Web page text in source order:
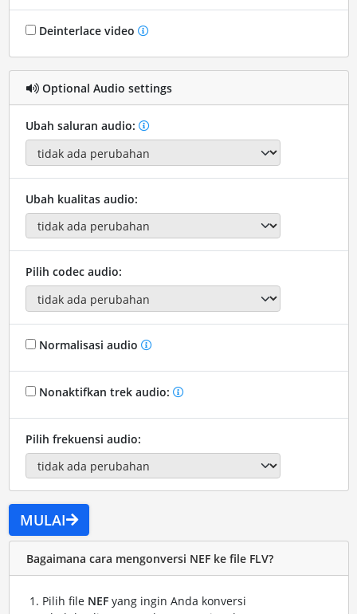
Deinterlace video
Optional Audio settings
Ubah saluran audio:
Ubah kualitas audio:
Pilih codec audio:
Normalisasi audio
Nonaktifkan trek audio:
Pilih frekuensi audio:
MULAI
Bagaimana cara mengonversi NEF ke file FLV?
Pilih file NEFyang ingin Anda konversi